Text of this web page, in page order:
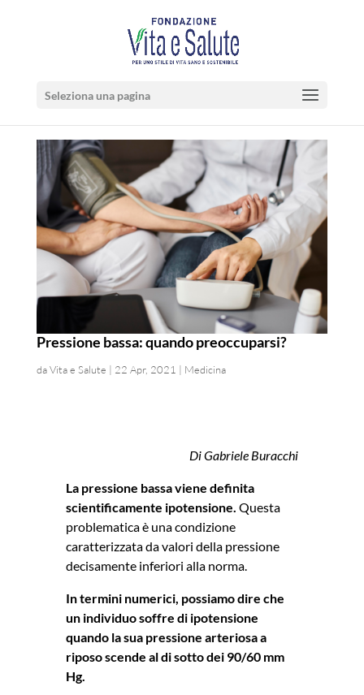
Seleziona una pagina
Pressione bassa: quando preoccuparsi?
daVita e Salute | 22 Apr, 2021 | Medicina
Di Gabriele Buracchi
La pressione bassa viene definita
scientificamente ipotensione. Questa
problematica è una condizione
caratterizzata da valori della pressione
decisamente inferiori alla norma.
In termini numerici, possiamo dire che
un individuo soffre di ipotensione
quando la sua pressione arteriosa a
riposo scende al di sotto dei 90/60 mm
Hg.